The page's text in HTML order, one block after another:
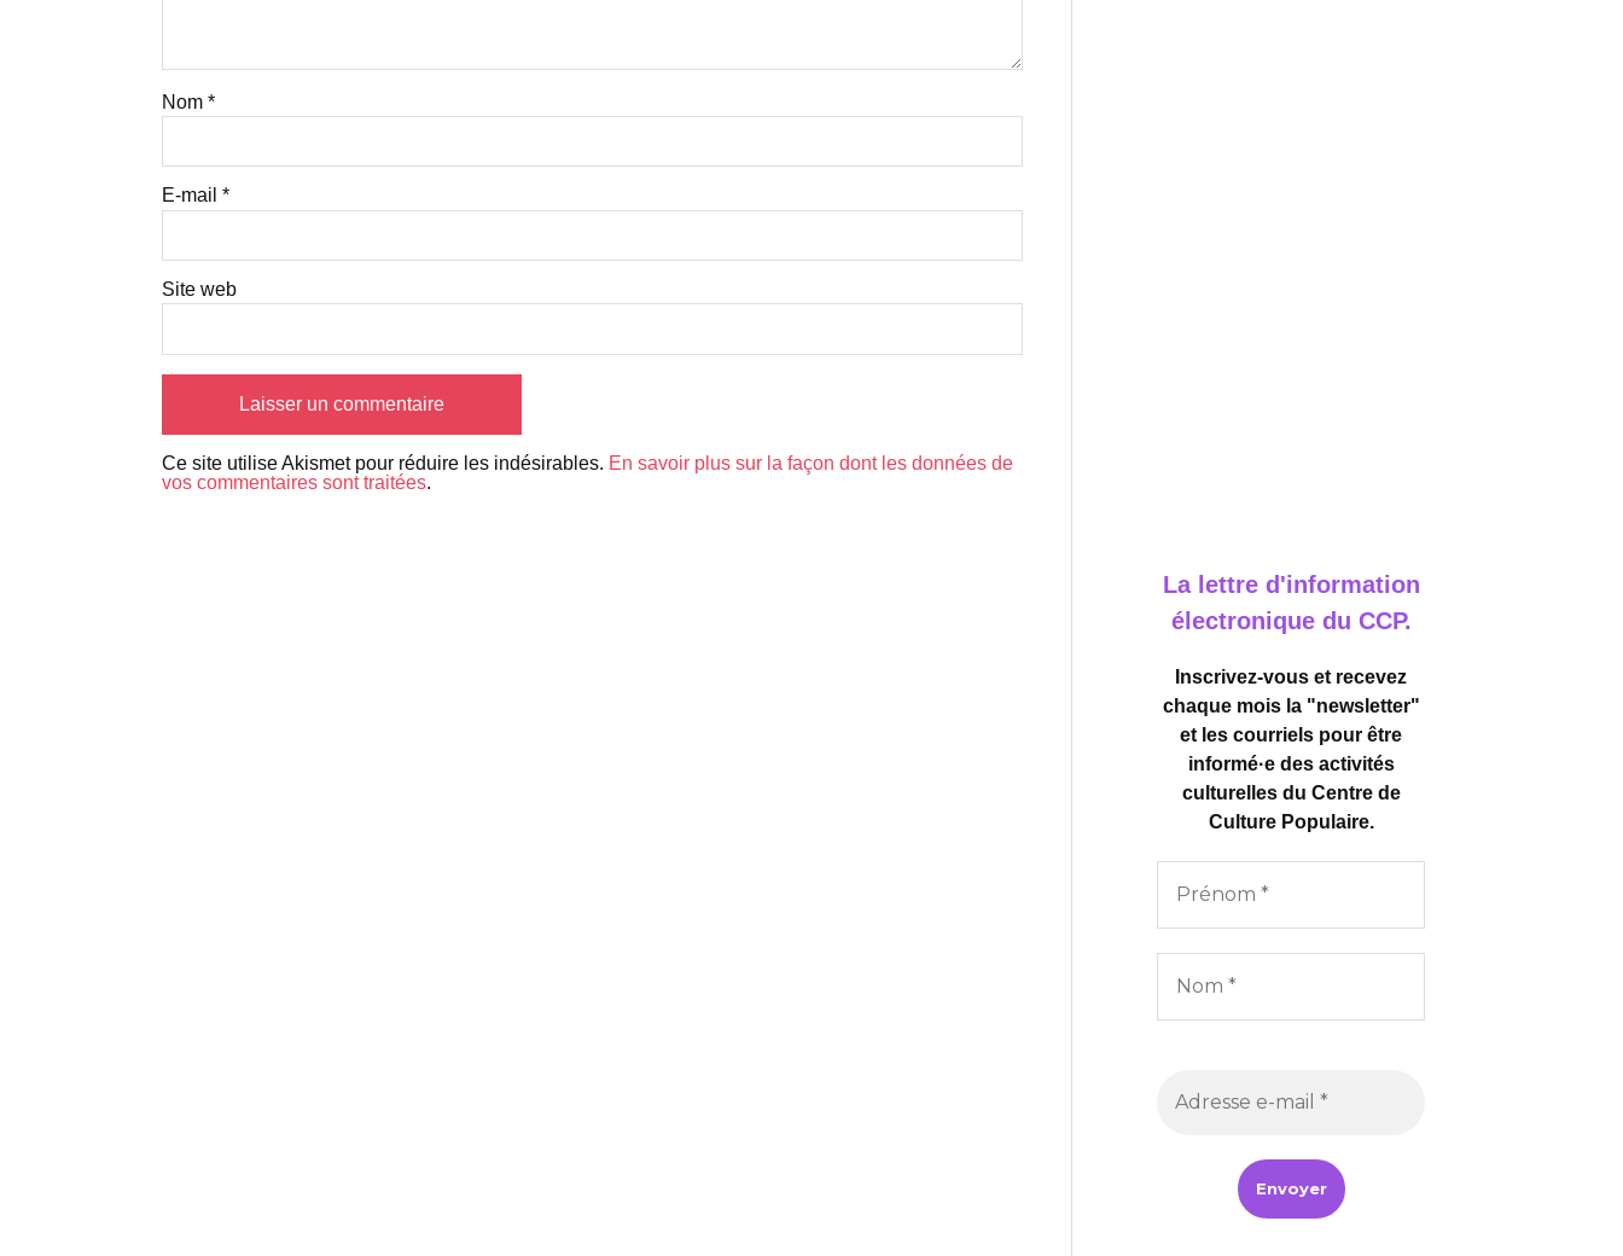
Nom *
E-mail *
Site web
Ce site utilise Akismet pour réduire les indésirables. En savoir plus sur la façon dont les données de
vos commentaires sont traitées.
La lettre d'information
électronique du CCP.
Inscrivez-vous et recevez
chaque mois la "newsletter"
et les courriels pour être
informé·e des activités
culturelles du Centre de
Culture Populaire.